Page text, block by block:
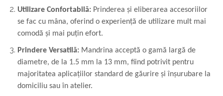
Utilizare Confortabilă: Prinderea și eliberarea accesoriilor
se fac cu mâna, oferind o experiență de utilizare mult mai
comodă și mai puțin efort.
Prindere Versatilă: Mandrina acceptă o gamă largă de
diametre, de la 1.5 mm la 13 mm, fiind potrivit pentru
majoritatea aplicațiilor standard de găurire și înșurubare la
domiciliu sau în atelier.